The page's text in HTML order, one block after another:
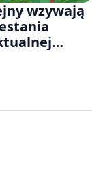
wzywają